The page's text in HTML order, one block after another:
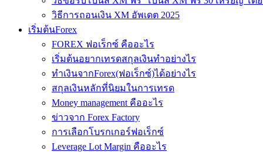
วิธีการถอนเงิน XM อัพเดต 2025
เริ่มต้นForex
FOREX ฟอเร็กซ์ คืออะไร
เริ่มต้นอยากเทรดสกุลเงินทำอย่างไร
ทำเงินจากForex(ฟอเร็กซ์)ได้อย่างไร
สกุลเงินหลักที่นิยมในการเทรด
Money management คืออะไร
ข่าวจาก Forex Factory
การเลือกโบรกเกอร์ฟอเร็กซ์
Leverage Lot Margin คืออะไร